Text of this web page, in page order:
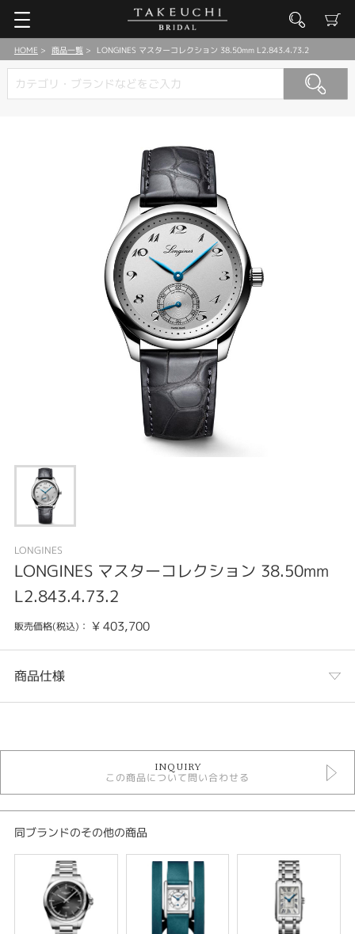
HOME 商品一覧 LONGINES マスターコレクション 38.50mm L2.843.4.73.2
LONGINES
LONGINES マスターコレクション 38.50mm
L2.843.4.73.2
販売価格(税込)： ¥403,700
商品仕様
時計
5気圧防水以下
自動巻き（オートマティック）
革ベルト
その他文字盤
LONGINES
INQUIRY
この商品について問い合わせる
同ブランドのその他の商品